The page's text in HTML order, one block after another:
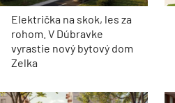
Električka na skok, les za
rohom. V Dúbravke
vyrastie nový bytový dom
Zelka